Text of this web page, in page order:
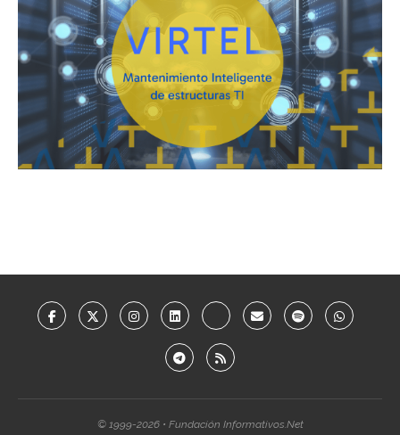
© 1999-2026 • Fundación Informativos.Net